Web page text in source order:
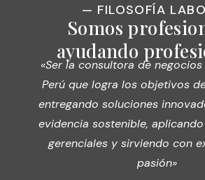
— FILOSOFÍA
Somos
ayudando
«Ser la consultora de
Perú que logra los objetivos
entregando soluciones
evidencia sostenible,
gerenciales y sirviendo con
pasión»